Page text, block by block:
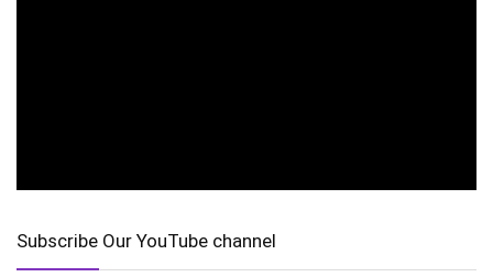
Subscribe Our YouTube channel